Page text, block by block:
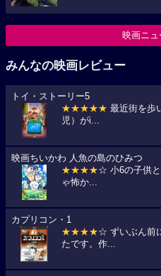
映画ニュ
みんなの映画レビュー
トイ・ストーリー5
★★★★★ 最近街を歩
児）がi...
映画ちいかわ 人魚の島のひみつ
★★★★☆ 小6の子供
ゃ怖か...
カプリコン・1
★★★★☆ ずいぶん前
たです。作...